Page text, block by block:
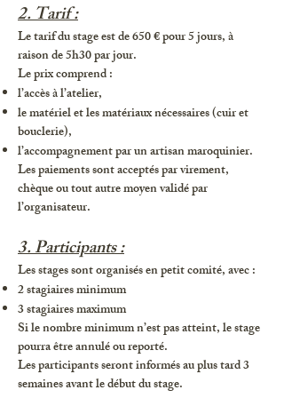
2. Tarif :
Le tarif du stage est de 650 € pour 5 jours, à
raison de 5h30 par jour.
Le prix comprend :
l’accès à l’atelier,
le matériel et les matériaux nécessaires (cuir et
bouclerie),
l’accompagnement par un artisan maroquinier.
Les paiements sont acceptés par virement,
chèque ou tout autre moyen validé par
l’organisateur.
3. Participants :
Les stages sont organisés en petit comité, avec :
2 stagiaires minimum
3 stagiaires maximum
Si le nombre minimum n’est pas atteint, le stage
pourra être annulé ou reporté.
Les participants seront informés au plus tard 3
semaines avant le début du stage.